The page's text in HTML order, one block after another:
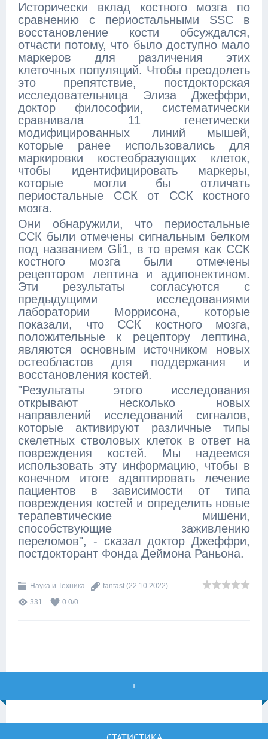
Исторически вклад костного мозга по
сравнению с периостальными SSC в
восстановление кости обсуждался,
отчасти потому, что было доступно мало
маркеров для различения этих
клеточных популяций. Чтобы преодолеть
это препятствие, постдокторская
исследовательница Элиза Джеффри,
доктор философии, систематически
сравнивала 11 генетически
модифицированных линий мышей,
которые ранее использовались для
маркировки костеобразующих клеток,
чтобы идентифицировать маркеры,
которые могли бы отличать
периостальные ССК от ССК костного
мозга.
Они обнаружили, что периостальные
ССК были отмечены сигнальным белком
под названием Gli1, в то время как ССК
костного мозга были отмечены
рецептором лептина и адипонектином.
Эти результаты согласуются с
предыдущими исследованиями
лаборатории Моррисона, которые
показали, что ССК костного мозга,
положительные к рецептору лептина,
являются основным источником новых
остеобластов для поддержания и
восстановления костей.
"Результаты этого исследования
открывают несколько новых
направлений исследований сигналов,
которые активируют различные типы
скелетных стволовых клеток в ответ на
повреждения костей. Мы надеемся
использовать эту информацию, чтобы в
конечном итоге адаптировать лечение
пациентов в зависимости от типа
повреждения костей и определить новые
терапевтические мишени,
способствующие заживлению
переломов", - сказал доктор Джеффри,
постдокторант Фонда Деймона Раньона.
Наука и Техника fantast (22.10.2022)
331
0.0/0
+